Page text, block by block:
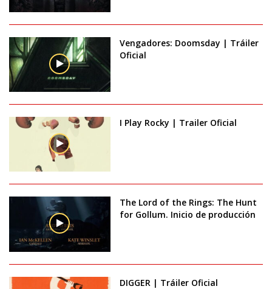
Vengadores: Doomsday | Tráiler
Oficial
I Play Rocky | Trailer Oficial
The Lord of the Rings: The Hunt
for Gollum. Inicio de producción
DIGGER | Tráiler Oficial